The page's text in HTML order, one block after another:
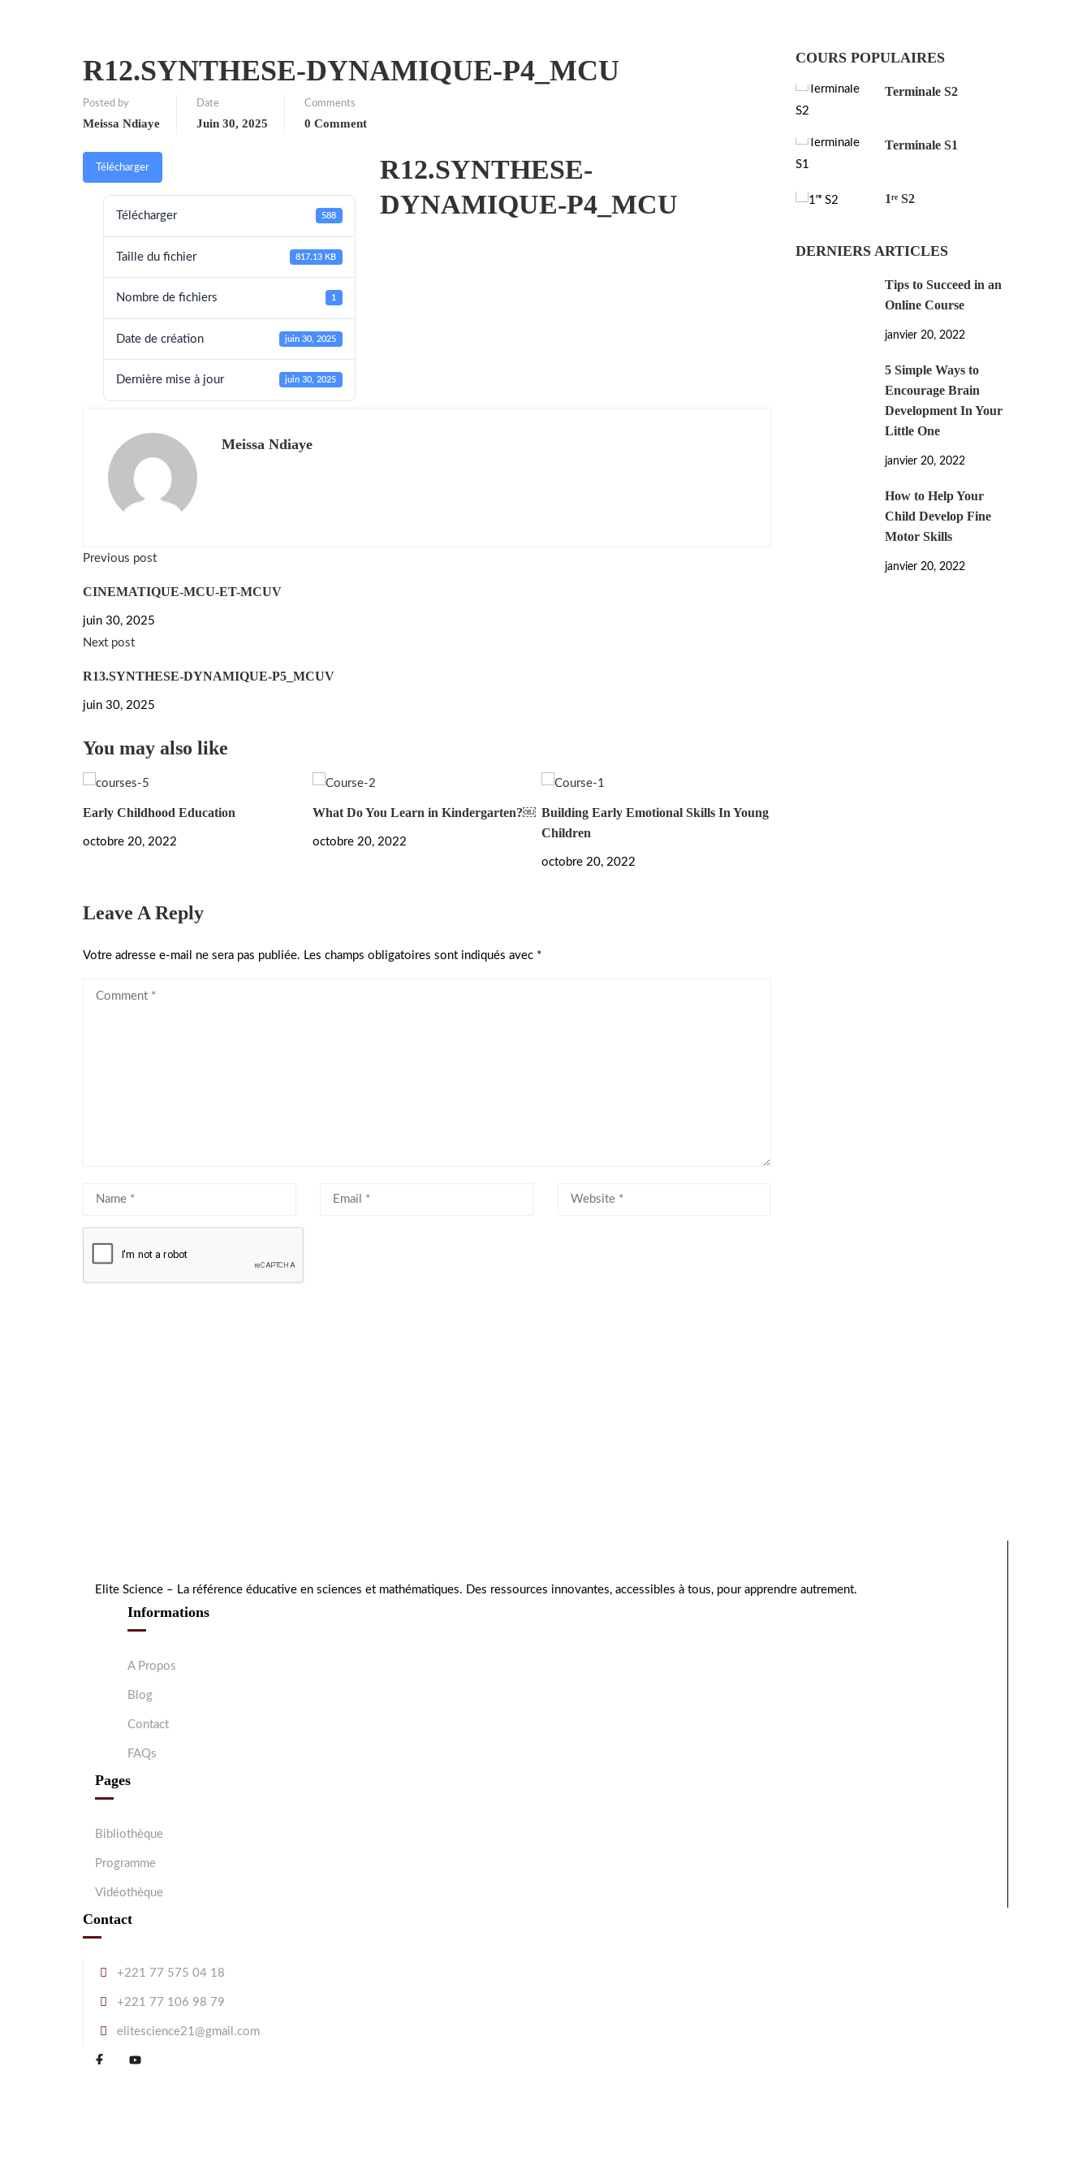
R12.SYNTHESE-DYNAMIQUE-P4_MCU
Posted by
Meissa Ndiaye
Date
Juin 30, 2025
Comments
0 Comment
Télécharger
Télécharger 588
Taille du fichier 817.13 KB
Nombre de fichiers 1
Date de création juin 30, 2025
Dernière mise à jour juin 30, 2025
R12.SYNTHESE-
DYNAMIQUE-P4_MCU
Meissa Ndiaye
Previous post
CINEMATIQUE-MCU-ET-MCUV
juin 30, 2025
Next post
R13.SYNTHESE-DYNAMIQUE-P5_MCUV
juin 30, 2025
You may also like
Early Childhood Education
octobre 20, 2022
What Do You Learn in Kindergarten?￼
octobre 20, 2022
Building Early Emotional Skills In Young
Children
octobre 20, 2022
Leave A Reply
Votre adresse e-mail ne sera pas publiée. Les champs obligatoires sont indiqués avec *
COURS POPULAIRES
Terminale S2
Terminale S1
1ʳᵉ S2
DERNIERS ARTICLES
Tips to Succeed in an
Online Course
janvier 20, 2022
5 Simple Ways to
Encourage Brain
Development In Your
Little One
janvier 20, 2022
How to Help Your
Child Develop Fine
Motor Skills
janvier 20, 2022
Elite Science – La référence éducative en sciences et mathématiques. Des ressources innovantes, accessibles à tous, pour apprendre autrement.
Informations
A Propos
Blog
Contact
FAQs
Pages
Bibliothèque
Programme
Vidéothèque
Contact
+221 77 575 04 18
+221 77 106 98 79
elitescience21@gmail.com